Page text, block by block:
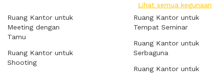
Lihat semua kegunaan
Ruang Kantor untuk
Meeting dengan
Tamu
Ruang Kantor untuk
Shooting
Ruang Kantor untuk
Tempat Seminar
Ruang Kantor untuk
Serbaguna
Ruang Kantor untuk